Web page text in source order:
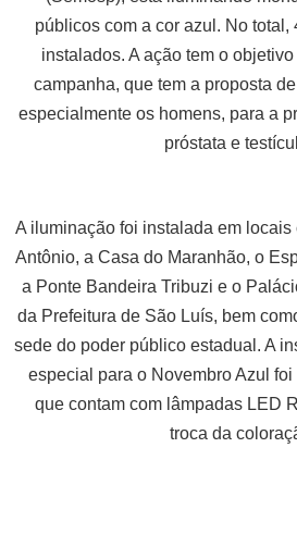
públicos com a cor azul. No total,
instalados. A ação tem o
campanha, que tem a proposta
especialmente os homens, para a
próstata e
A iluminação foi instalada em
Antônio, a Casa do Maranhão, o
a Ponte Bandeira Tribuzi e o
da Prefeitura de São Luís, bem
sede do poder público estadual. A
especial para o Novembro Azul
que contam com lâmpadas LED
troca da